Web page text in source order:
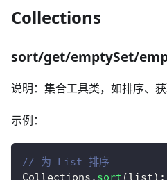
Collections
sort/get/emptySet/
说明：集合工具类，如排序、获
示例：
// 为 List 排序
Collections . sort (list) ;